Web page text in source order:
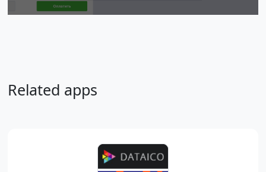
Related apps